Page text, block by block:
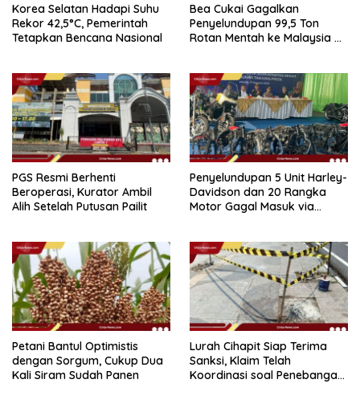
Korea Selatan Hadapi Suhu
Rekor 42,5°C, Pemerintah
Tetapkan Bencana Nasional
Bea Cukai Gagalkan
Penyelundupan 99,5 Ton
Rotan Mentah ke Malaysia di
PGS Resmi Berhenti
Beroperasi, Kurator Ambil
Alih Setelah Putusan Pailit
Penyelundupan 5 Unit Harley-
Davidson dan 20 Rangka
Motor Gagal Masuk via
Petani Bantul Optimistis
dengan Sorgum, Cukup Dua
Kali Siram Sudah Panen
Lurah Cihapit Siap Terima
Sanksi, Klaim Telah
Koordinasi soal Penebangan